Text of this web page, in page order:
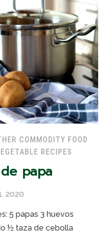
COMMODITY FOOD
RECIPES
papa
2020
5 papas 3 huevos
½ taza de cebolla